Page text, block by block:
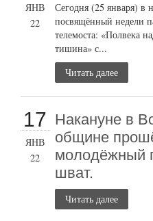
ЯНВ
22
Сегодня (25 января) в
посвящённый недели
телемоста: «Полвека
тишина» с...
Читать далее
17
ЯНВ
22
Накануне в
общине
молодёжный
шват.
Читать далее